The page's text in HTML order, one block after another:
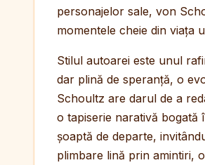
personajelor sale, von
momentele cheie din viața
Stilul autoarei este unul
dar plină de speranță, o
Schoultz are darul de a
o tapiserie narativă bogată
șoaptă de departe,
plimbare lină prin amintiri,